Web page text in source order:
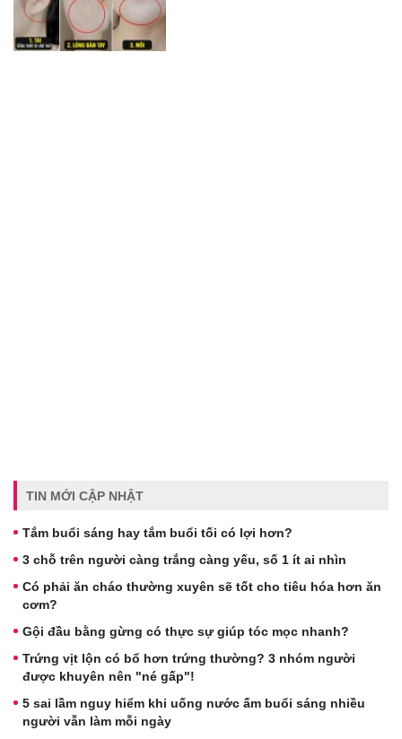
TIN MỚI CẬP NHẬT
Tắm buổi sáng hay tắm buổi tối có lợi hơn?
3 chỗ trên người càng trắng càng yếu, số 1 ít ai nhìn
Có phải ăn cháo thường xuyên sẽ tốt cho tiêu hóa hơn ăn
cơm?
Gội đầu bằng gừng có thực sự giúp tóc mọc nhanh?
Trứng vịt lộn có bổ hơn trứng thường? 3 nhóm người
được khuyên nên "né gấp"!
5 sai lầm nguy hiểm khi uống nước ấm buổi sáng nhiều
người vẫn làm mỗi ngày